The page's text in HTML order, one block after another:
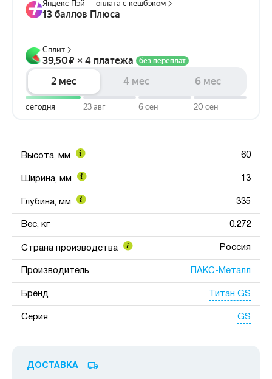
Высота, мм 60
Ширина, мм 13
Глубина, мм 335
Вес, кг 0.272
Страна производства Россия
Производитель ПАКС-Металл
Бренд Титан GS
Серия GS
ДОСТАВКА